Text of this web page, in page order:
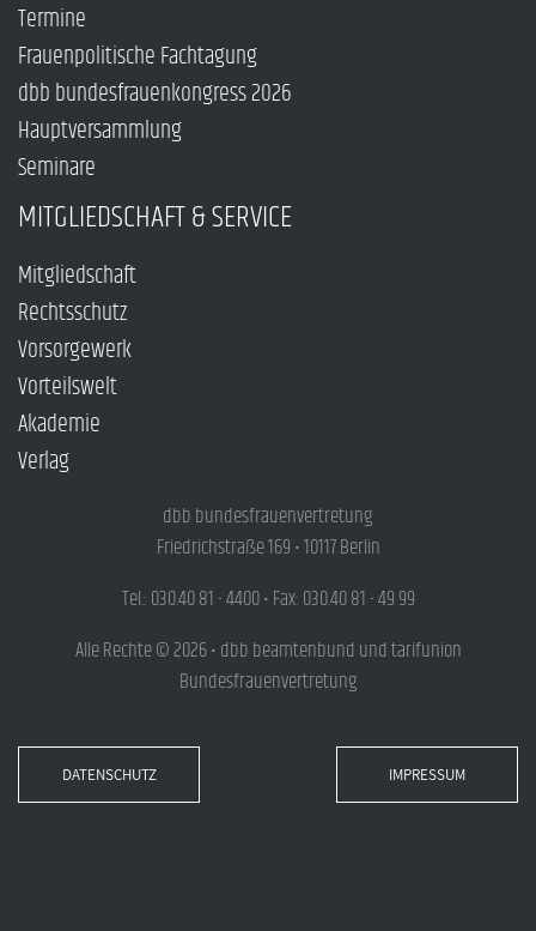
Termine
Frauenpolitische Fachtagung
dbb bundesfrauenkongress 2026
Hauptversammlung
Seminare
MITGLIEDSCHAFT & SERVICE
Mitgliedschaft
Rechtsschutz
Vorsorgewerk
Vorteilswelt
Akademie
Verlag
dbb bundesfrauenvertretung
Friedrichstraße 169 • 10117 Berlin
Tel.: 030.40 81 - 4400 • Fax: 030.40 81 - 49 99
Alle Rechte © 2026 • dbb beamtenbund und tarifunion
Bundesfrauenvertretung
DATENSCHUTZ IMPRESSUM